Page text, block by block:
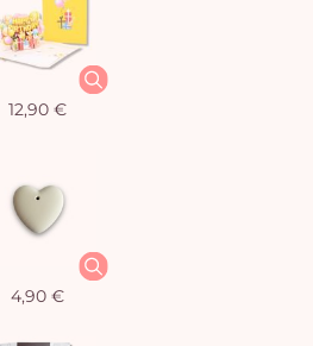
12,90 €
4,90 €